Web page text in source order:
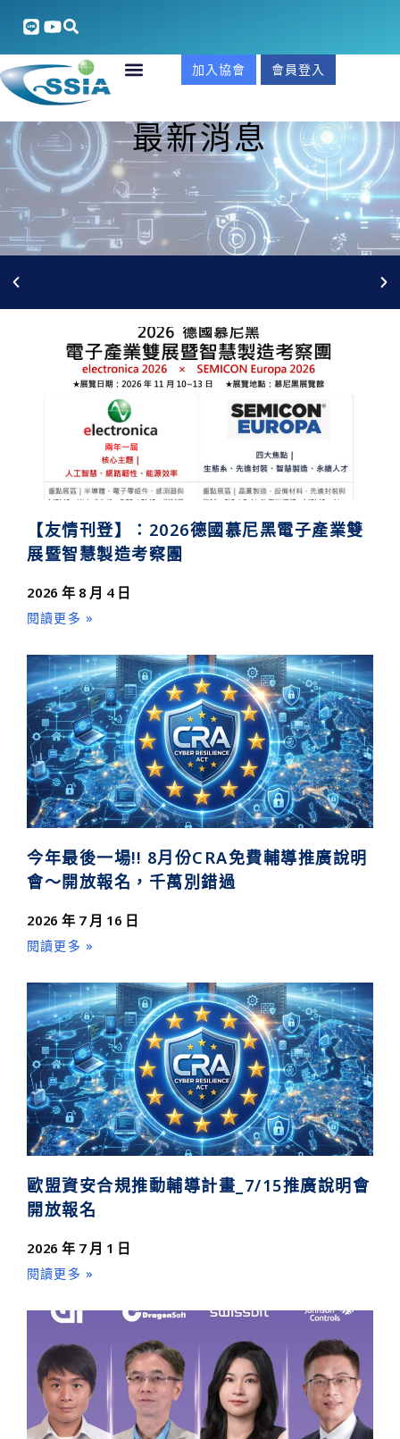
加入協會 會員登入
最新消息
【友情刊登】：2026德國慕尼黑電子產業雙
展暨智慧製造考察團
2026 年 8 月 4 日
閱讀更多 »
今年最後一場!! 8月份CRA免費輔導推廣說明
會～開放報名，千萬別錯過
2026 年 7 月 16 日
閱讀更多 »
歐盟資安合規推動輔導計畫_7/15推廣說明會
開放報名
2026 年 7 月 1 日
閱讀更多 »